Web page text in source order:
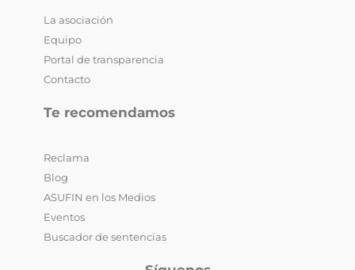
La asociación
Equipo
Portal de transparencia
Contacto
Te recomendamos
Reclama
Blog
ASUFIN en los Medios
Eventos
Buscador de sentencias